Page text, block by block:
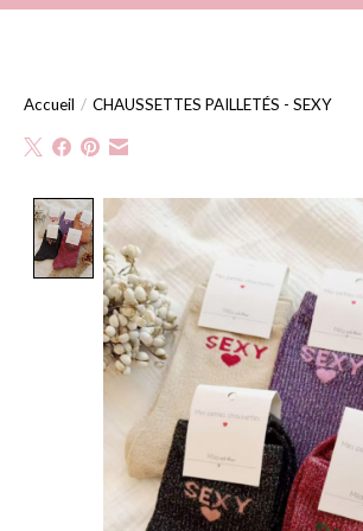
Accueil / CHAUSSETTES PAILLETÉS - SEXY
Product image slideshow Items